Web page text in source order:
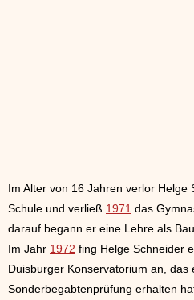
Im Alter von 16 Jahren verlor Helge
Schule und verließ 1971 das
darauf begann er eine Lehre als
Im Jahr 1972 fing Helge Schneider
Duisburger Konservatorium an, das
Sonderbegabtenprüfung erhalten